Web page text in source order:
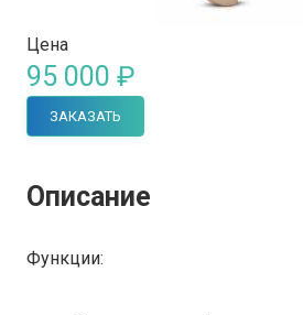
Цена
95 000 ₽
ЗАКАЗАТЬ
Описание
Функции: